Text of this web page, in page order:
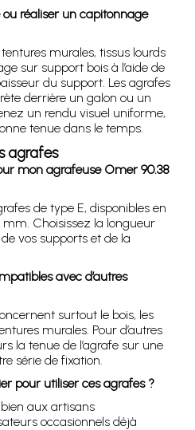
réaliser un capitonnage
murales, tissus lourds
sur support bois à l’aide de
du support. Les agrafes
derrière un galon ou un
un rendu visuel uniforme,
tenue dans le temps.
agrafes
mon agrafeuse Omer 90.38
de type E, disponibles en
Choisissez la longueur
vos supports et de la
avec d’autres
surtout le bois, les
murales. Pour d’autres
la tenue de l’agrafe sur une
série de fixation.
pour utiliser ces agrafes ?
aux artisans
occasionnels déjà